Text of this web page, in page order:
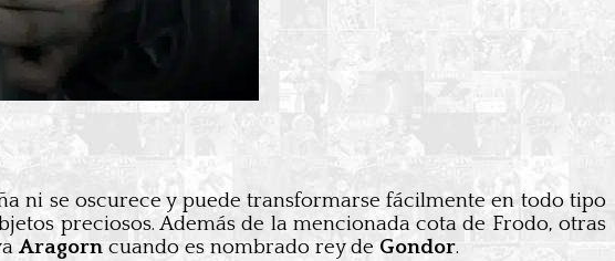
ni se oscurece y puede transformarse fácilmente en todo tipo
preciosos. Además de la mencionada cota de Frodo, otras
Aragorn cuando es nombrado rey de Gondor.